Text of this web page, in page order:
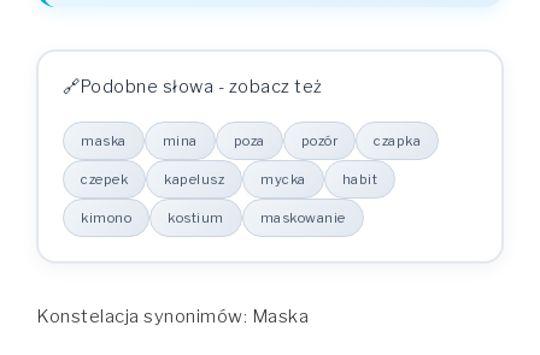
Podobne słowa - zobacz też
maska mina poza pozór czapka
czepek kapelusz mycka habit
kimono kostium maskowanie
Konstelacja synonimów: Maska